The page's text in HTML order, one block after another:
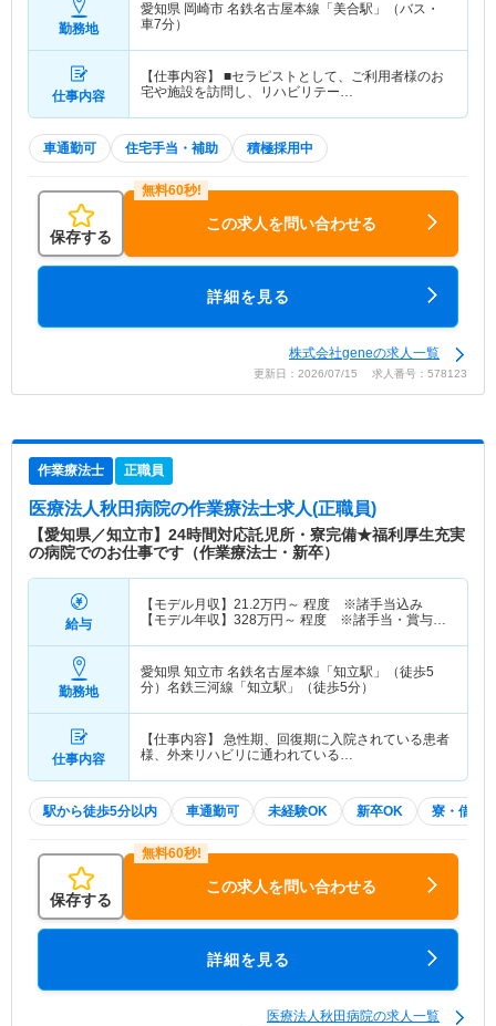
勤務地
愛知県 岡崎市 名鉄名古屋本線「美合駅」（バス・
車7分）
仕事内容
【仕事内容】 ■セラピストとして、ご利用者様のお
宅や施設を訪問し、リハビリテー…
車通勤可 住宅手当・補助 積極採用中
保存する
この求人を問い合わせる
詳細を見る
株式会社geneの求人一覧
更新日：2026/07/15 求人番号：578123
作業療法士 正職員
医療法人秋田病院の作業療法士求人(正職員)
【愛知県／知立市】24時間対応託児所・寮完備★福利厚生充実
の病院でのお仕事です（作業療法士・新卒）
給与
【モデル月収】 21.2万円～ 程度 ※諸手当込み
【モデル年収】 328万円～ 程度 ※諸手当・賞与込
勤務地
愛知県 知立市 名鉄名古屋本線「知立駅」（徒歩5
分）名鉄三河線「知立駅」（徒歩5分）
仕事内容
【仕事内容】 急性期、回復期に入院されている患者
様、外来リハビリに通われている…
駅から徒歩5分以内 車通勤可 未経験OK 新卒OK 寮・借り
保存する
この求人を問い合わせる
詳細を見る
医療法人秋田病院の求人一覧